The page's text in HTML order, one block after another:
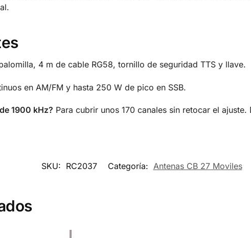
4 m de cable RG58, tornillo de seguridad TTS y llave.
en AM/FM y hasta 250 W de pico en SSB.
1900 kHz? Para cubrir unos 170 canales sin retocar el ajuste.
SKU: RC2037 Categoría: Antenas CB 27 Moviles